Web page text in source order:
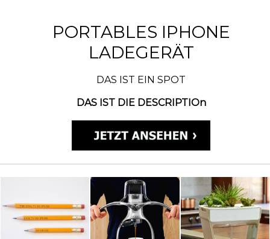
PORTABLES IPHONE
LADEGERÄT
DAS IST EIN SPOT
DAS IST DIE DESCRIPTIOn